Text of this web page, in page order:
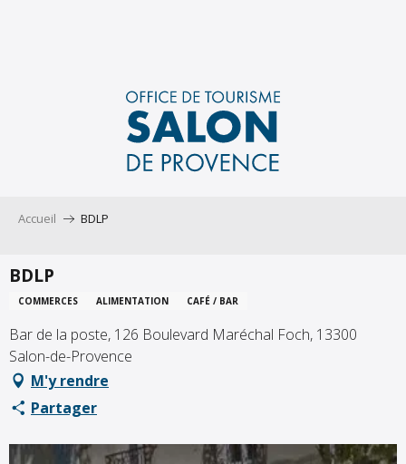
Accueil BDLP
BDLP
COMMERCES ALIMENTATION CAFÉ / BAR
Bar de la poste, 126 Boulevard Maréchal Foch, 13300
Salon-de-Provence
M'y rendre
Partager